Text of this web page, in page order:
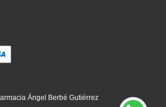
Ángel Berbé Gutiérrez